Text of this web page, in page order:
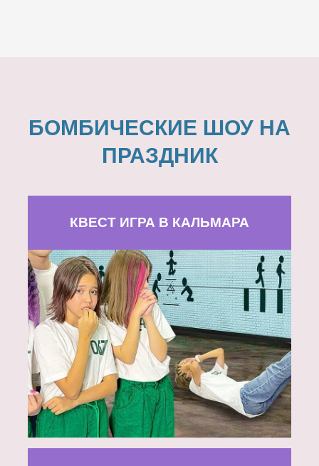
БОМБИЧЕСКИЕ ШОУ НА
ПРАЗДНИК
КВЕСТ ИГРА В КАЛЬМАРА